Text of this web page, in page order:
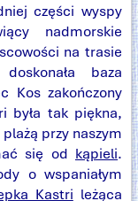
części wyspy
nadmorskie
na trasie
baza
Kos zakończony
była tak piękna,
przy naszym
się od kąpieli.
o wspaniałym
Kastri leżąca